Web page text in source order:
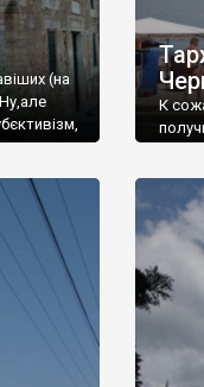
(на
К